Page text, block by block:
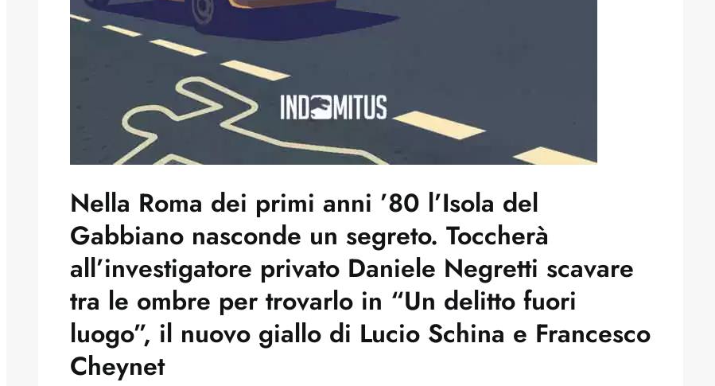
Nella Roma dei primi anni ’80 l’Isola del
Gabbiano nasconde un segreto. Toccherà
all’investigatore privato Daniele Negretti scavare
tra le ombre per trovarlo in “Un delitto fuori
luogo”, il nuovo giallo di Lucio Schina e Francesco
Cheynet